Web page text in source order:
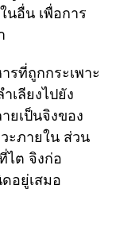
นอื่น เพื่อการ
รที่ถูกกระเพาะ
เลียงไปยัง
ยเป็นจิงของ
ะภายใน ส่วน
ไต จิงก่อ
อยู่เสมอ